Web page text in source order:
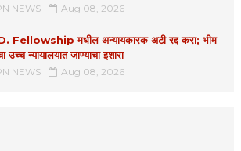
NEWS Aug 08, 2026
Fellowship मधील अन्यायकारक अटी रद्द करा; भीम
उच्च न्यायालयात जाण्याचा इशारा
NEWS Aug 08, 2026